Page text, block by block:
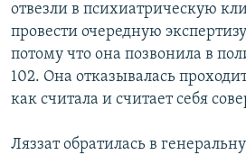
отвезли в психиатрическую
провести очередную
потому что она позвонила в
102. Она отказывалась
как считала и считает себя
Ляззат обратилась в